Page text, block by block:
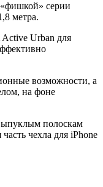
серии
метра.
Active Urban для
возможности, а
на фоне
полоскам
чехла для iPhone